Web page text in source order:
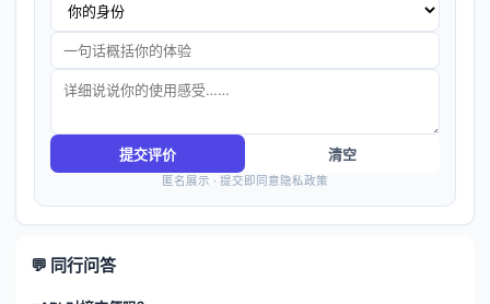
提交评价 清空
匿名展示 · 提交即同意隐私政策
💬 同行问答